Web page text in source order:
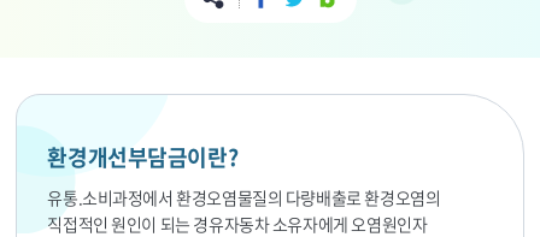
환경개선부담금이란?
유통.소비과정에서 환경오염물질의 다량배출로 환경오염의
직접적인 원인이 되는 경유자동차 소유자에게 오염원인자